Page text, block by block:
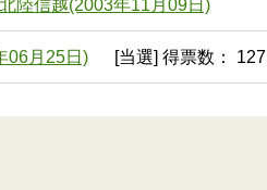
陸信越(2003年11月09日)
06月25日) [当選] 得票数：